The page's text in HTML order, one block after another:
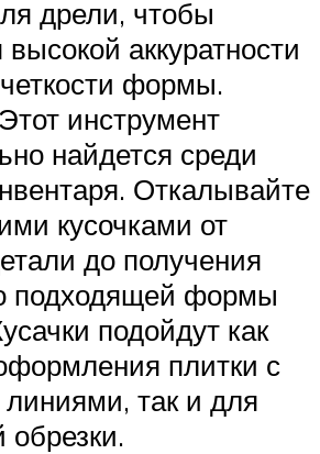
дрели, чтобы
аккуратности
формы.
инструмент
найдется среди
Откалывайте
кусочками от
до получения
подходящей формы
подойдут как
плитки с
так и для
обрезки.